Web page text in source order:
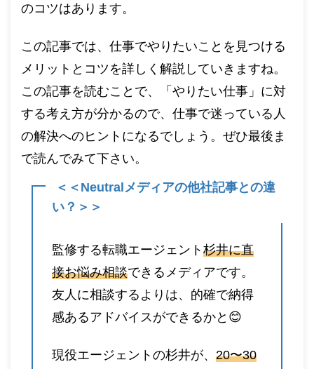
のコツはあります。
この記事では、仕事でやりたいことを見つける
メリットとコツを詳しく解説していきますね。
この記事を読むことで、「やりたい仕事」に対
する考え方が分かるので、仕事で迷っている人
の解決へのヒントになるでしょう。ぜひ最後ま
で読んでみて下さい。
＜＜Neutralメディアの他社記事との違
い？＞＞
監修する転職エージェント 杉井に直
接お悩み相談できるメディアです。
友人に相談するよりは、的確で納得
感あるアドバイスができるかと😊
現役エージェントの杉井が、 20〜30